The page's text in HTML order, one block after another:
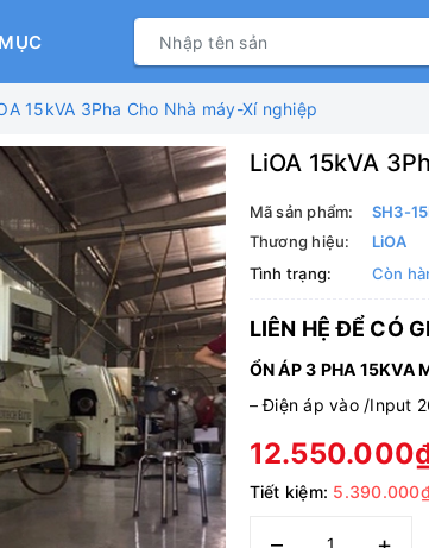
15kVA 3Pha Cho Nhà máy-Xí nghiệp
LiOA 15kVA
Mã sản phẩm:
SH3-
Thương hiệu:
LiOA
Tình trạng:
Còn
LIÊN HỆ ĐỂ CÓ
ỔN ÁP 3 PHA 15KVA
–Điện áp vào /Input
Tiết kiệm: